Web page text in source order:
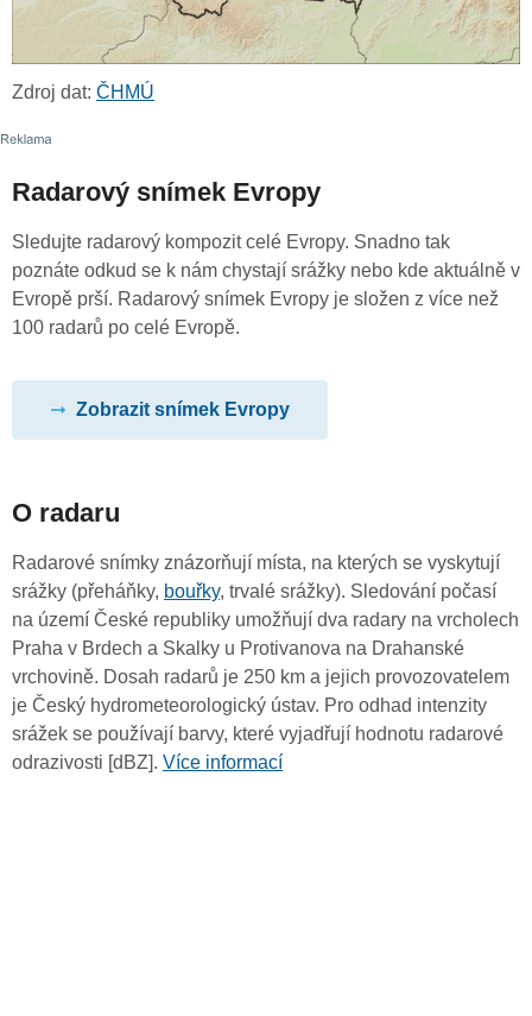
Zdroj dat: ČHMÚ
Radarový snímek Evropy
Sledujte radarový kompozit celé Evropy. Snadno tak
poznáte odkud se k nám chystají srážky nebo kde aktuálně v
Evropě prší. Radarový snímek Evropy je složen z více než
100 radarů po celé Evropě.
Zobrazit snímek Evropy
O radaru
Radarové snímky znázorňují místa, na kterých se vyskytují
srážky (přeháňky, bouřky, trvalé srážky). Sledování počasí
na území České republiky umožňují dva radary na vrcholech
Praha v Brdech a Skalky u Protivanova na Drahanské
vrchovině. Dosah radarů je 250 km a jejich provozovatelem
je Český hydrometeorologický ústav. Pro odhad intenzity
srážek se používají barvy, které vyjadřují hodnotu radarové
odrazivosti [dBZ]. Více informací